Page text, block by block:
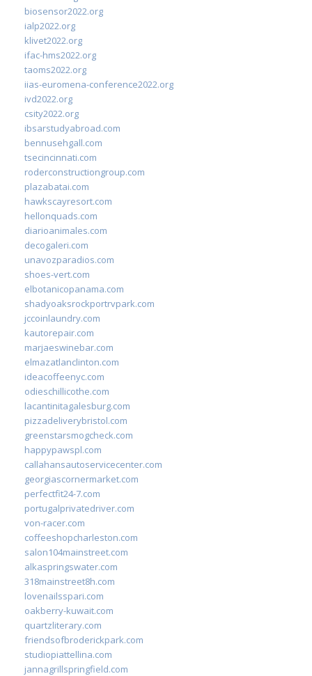
biosensor2022.org
ialp2022.org
klivet2022.org
ifac-hms2022.org
taoms2022.org
iias-euromena-conference2022.org
ivd2022.org
csity2022.org
ibsarstudyabroad.com
bennusehgall.com
tsecincinnati.com
roderconstructiongroup.com
plazabatai.com
hawkscayresort.com
hellonquads.com
diarioanimales.com
decogaleri.com
unavozparadios.com
shoes-vert.com
elbotanicopanama.com
shadyoaksrockportrvpark.com
jccoinlaundry.com
kautorepair.com
marjaeswinebar.com
elmazatlanclinton.com
ideacoffeenyc.com
odieschillicothe.com
lacantinitagalesburg.com
pizzadeliverybristol.com
greenstarsmogcheck.com
happypawspl.com
callahansautoservicecenter.com
georgiascornermarket.com
perfectfit24-7.com
portugalprivatedriver.com
von-racer.com
coffeeshopcharleston.com
salon104mainstreet.com
alkaspringswater.com
318mainstreet8h.com
lovenailsspari.com
oakberry-kuwait.com
quartzliterary.com
friendsofbroderickpark.com
studiopiattellina.com
jannagrillspringfield.com